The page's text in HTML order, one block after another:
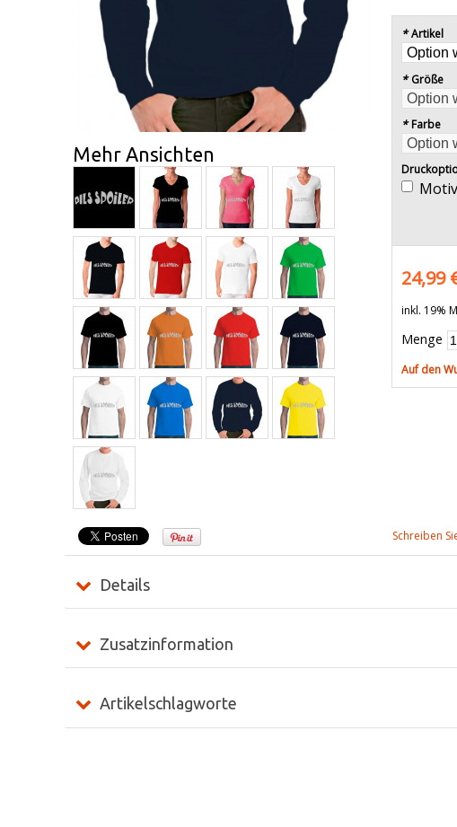
Mehr Ansichten
* Artikel
* Größe
* Farbe
24,99
inkl. 19%
Menge
Auf den
Schreiben
Details
Zusatzinformation
Artikelschlagworte